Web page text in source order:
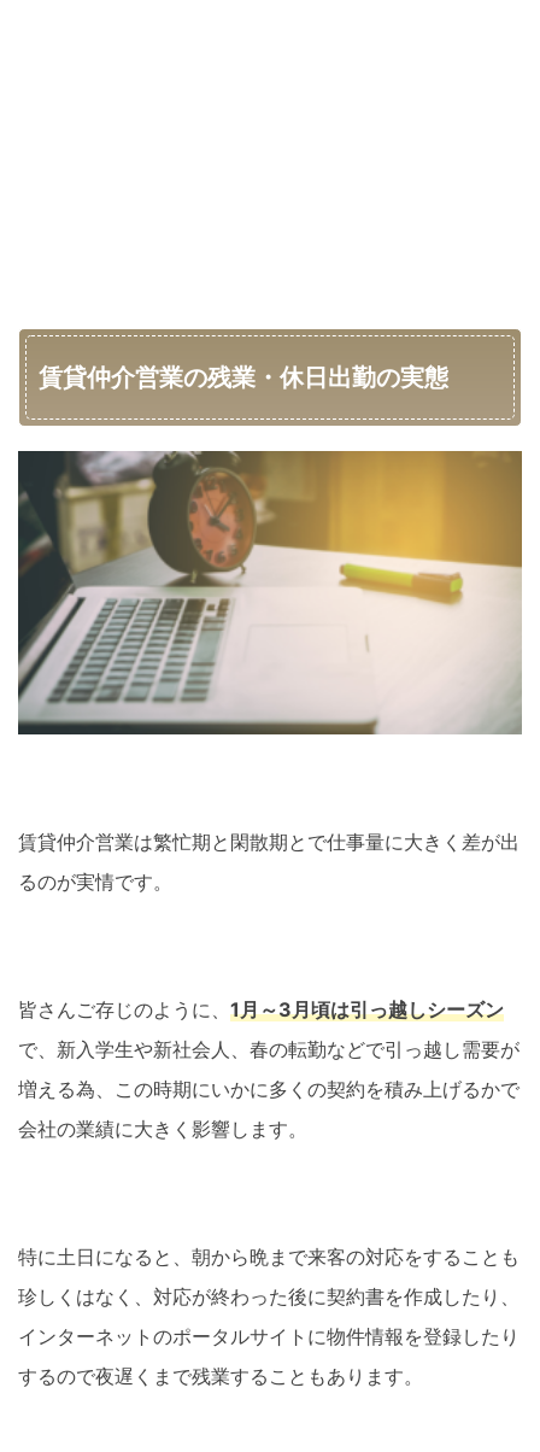
賃貸仲介営業の残業・休日出勤の実態
賃貸仲介営業は繁忙期と閑散期とで仕事量に大きく差が出
るのが実情です。
皆さんご存じのように、 1月～3月頃は引っ越しシーズン
で、新入学生や新社会人、春の転勤などで引っ越し需要が
増える為、この時期にいかに多くの契約を積み上げるかで
会社の業績に大きく影響します。
特に土日になると、朝から晩まで来客の対応をすることも
珍しくはなく、対応が終わった後に契約書を作成したり、
インターネットのポータルサイトに物件情報を登録したり
するので夜遅くまで残業することもあります。